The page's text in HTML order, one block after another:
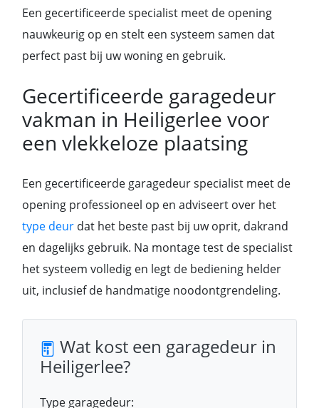
Een gecertificeerde specialist meet de opening
nauwkeurig op en stelt een systeem samen dat
perfect past bij uw woning en gebruik.
Gecertificeerde garagedeur
vakman in Heiligerlee voor
een vlekkeloze plaatsing
Een gecertificeerde garagedeur specialist meet de
opening professioneel op en adviseert over het
type deur dat het beste past bij uw oprit, dakrand
en dagelijks gebruik. Na montage test de specialist
het systeem volledig en legt de bediening helder
uit, inclusief de handmatige noodontgrendeling.
Wat kost een garagedeur in
Heiligerlee?
Type garagedeur: